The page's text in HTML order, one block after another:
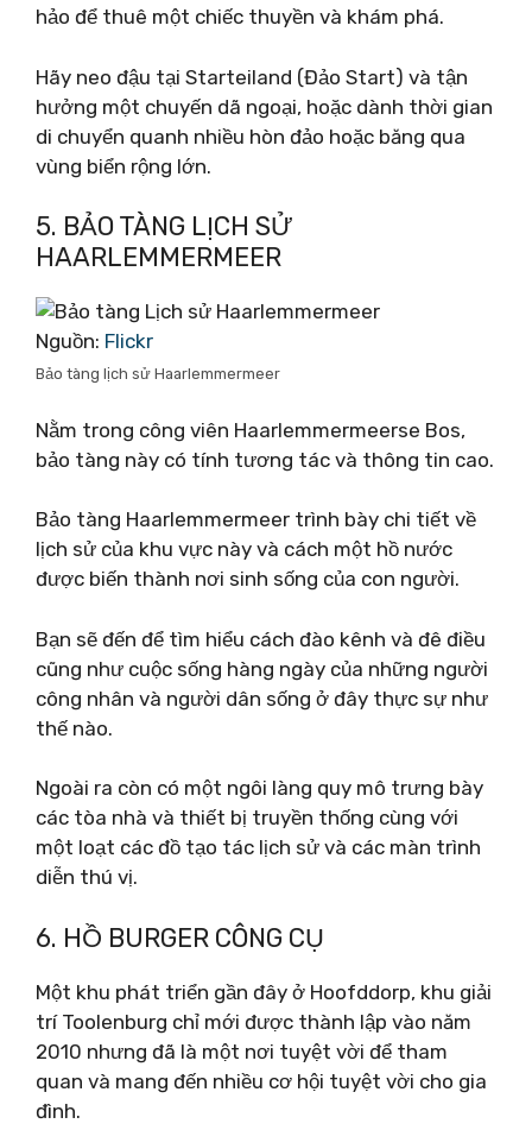
hảo để thuê một chiếc thuyền và khám phá.
Hãy neo đậu tại Starteiland (Đảo Start) và tận
hưởng một chuyến dã ngoại, hoặc dành thời gian
di chuyển quanh nhiều hòn đảo hoặc băng qua
vùng biển rộng lớn.
5. BẢO TÀNG LỊCH SỬ
HAARLEMMERMEER
Nguồn: Flickr
Bảo tàng lịch sử Haarlemmermeer
Nằm trong công viên Haarlemmermeerse Bos,
bảo tàng này có tính tương tác và thông tin cao.
Bảo tàng Haarlemmermeer trình bày chi tiết về
lịch sử của khu vực này và cách một hồ nước
được biến thành nơi sinh sống của con người.
Bạn sẽ đến để tìm hiểu cách đào kênh và đê điều
cũng như cuộc sống hàng ngày của những người
công nhân và người dân sống ở đây thực sự như
thế nào.
Ngoài ra còn có một ngôi làng quy mô trưng bày
các tòa nhà và thiết bị truyền thống cùng với
một loạt các đồ tạo tác lịch sử và các màn trình
diễn thú vị.
6. HỒ BURGER CÔNG CỤ
Một khu phát triển gần đây ở Hoofddorp, khu giải
trí Toolenburg chỉ mới được thành lập vào năm
2010 nhưng đã là một nơi tuyệt vời để tham
quan và mang đến nhiều cơ hội tuyệt vời cho gia
đình.